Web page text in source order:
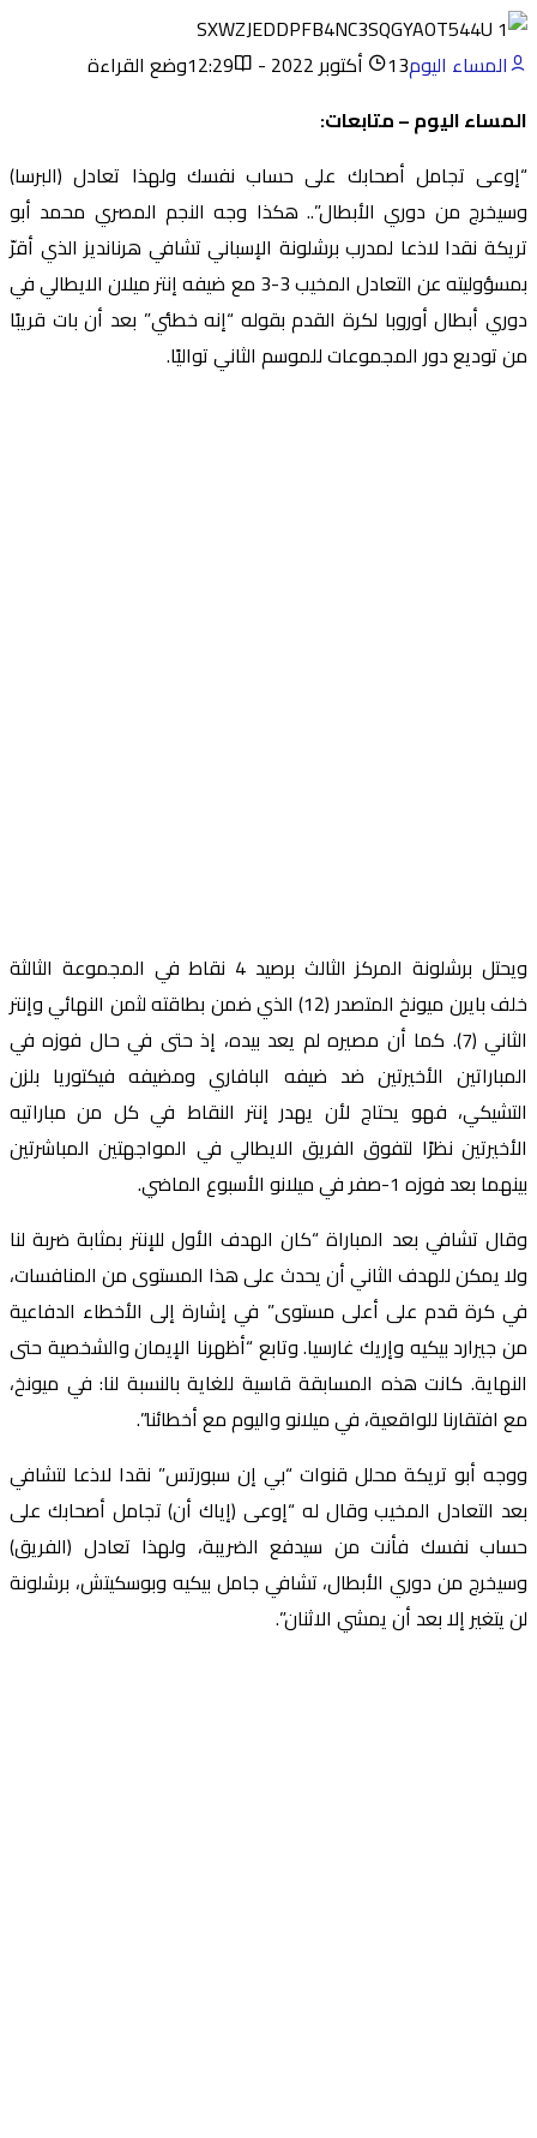
المساء اليوم13 أكتوبر 2022 - 12:29
وضع القراءة
المساء اليوم – متابعات:
“إوعى تجامل أصحابك على حساب نفسك ولهذا تعادل (البرسا)
وسيخرج من دوري الأبطال”.. هكذا وجه النجم المصري محمد أبو
تريكة نقدا لاذعا لمدرب برشلونة الإسباني تشافي هرنانديز الذي أقرّ
بمسؤوليته عن التعادل المخيب 3-3 مع ضيفه إنتر ميلان الايطالي في
دوري أبطال أوروبا لكرة القدم بقوله “إنه خطئي” بعد أن بات قريبًا
من توديع دور المجموعات للموسم الثاني تواليًا.
ويحتل برشلونة المركز الثالث برصيد 4 نقاط في المجموعة الثالثة
خلف بايرن ميونخ المتصدر (12) الذي ضمن بطاقته لثمن النهائي وإنتر
الثاني (7). كما أن مصيره لم يعد بيده، إذ حتى في حال فوزه في
المباراتين الأخيرتين ضد ضيفه البافاري ومضيفه فيكتوريا بلزن
التشيكي، فهو يحتاج لأن يهدر إنتر النقاط في كل من مباراتيه
الأخيرتين نظرًا لتفوق الفريق الايطالي في المواجهتين المباشرتين
بينهما بعد فوزه 1-صفر في ميلانو الأسبوع الماضي.
وقال تشافي بعد المباراة “كان الهدف الأول للإنتر بمثابة ضربة لنا
ولا يمكن للهدف الثاني أن يحدث على هذا المستوى من المنافسات،
في كرة قدم على أعلى مستوى” في إشارة إلى الأخطاء الدفاعية
من جيرارد بيكيه وإريك غارسيا. وتابع “أظهرنا الإيمان والشخصية حتى
النهاية. كانت هذه المسابقة قاسية للغاية بالنسبة لنا: في ميونخ،
مع افتقارنا للواقعية، في ميلانو واليوم مع أخطائنا”.
ووجه أبو تريكة محلل قنوات “بي إن سبورتس” نقدا لاذعا لتشافي
بعد التعادل المخيب وقال له “إوعى (إياك أن) تجامل أصحابك على
حساب نفسك فأنت من سيدفع الضريبة، ولهذا تعادل (الفريق)
وسيخرج من دوري الأبطال، تشافي جامل بيكيه وبوسكيتش، برشلونة
لن يتغير إلا بعد أن يمشي الاثنان”.